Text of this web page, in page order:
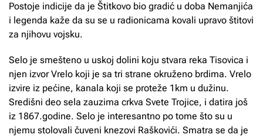
Postoje indicije da je Štitkovo bio gradić u doba Nemanjića
i legenda kaže da su se u radionicama kovali upravo štitovi
za njihovu vojsku.
Selo je smešteno u uskoj dolini koju stvara reka Tisovica i
njen izvor Vrelo koji je sa tri strane okruženo brdima. Vrelo
izvire iz pećine, kanala koji se proteže 1km u dužinu.
Središni deo sela zauzima crkva Svete Trojice, i datira još
iz 1867.godine. Selo je interesantno po tome što su u
njemu stolovali čuveni knezovi Raškovići. Smatra se da je